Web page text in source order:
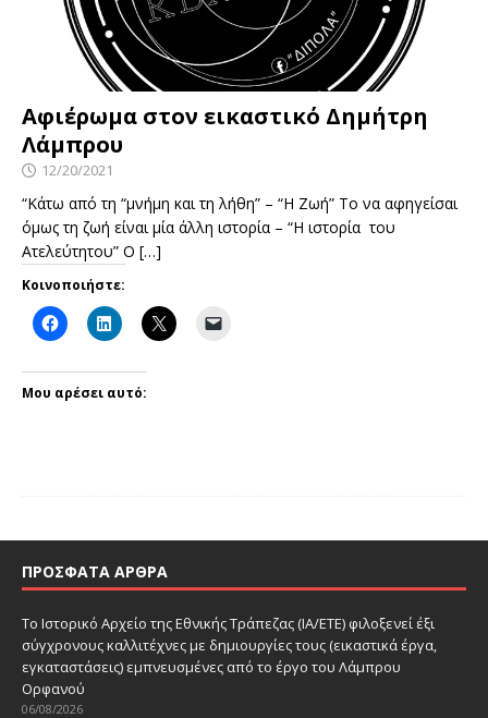
Αφιέρωμα στον εικαστικό Δημήτρη
Λάμπρου
12/20/2021
“Κάτω από τη “μνήμη και τη λήθη” – “Η Ζωή” Το να αφηγείσαι
όμως τη ζωή είναι μία άλλη ιστορία – “Η ιστορία του
Ατελεύτητου” Ο […]
Κοινοποιήστε:
Μου αρέσει αυτό:
ΠΡΌΣΦΑΤΑ ΆΡΘΡΑ
Το Ιστορικό Αρχείο της Εθνικής Τράπεζας (ΙΑ/ΕΤΕ) φιλοξενεί έξι
σύγχρονους καλλιτέχνες με δημιουργίες τους (εικαστικά έργα,
εγκαταστάσεις) εμπνευσμένες από το έργο του Λάμπρου
Ορφανού
06/08/2026